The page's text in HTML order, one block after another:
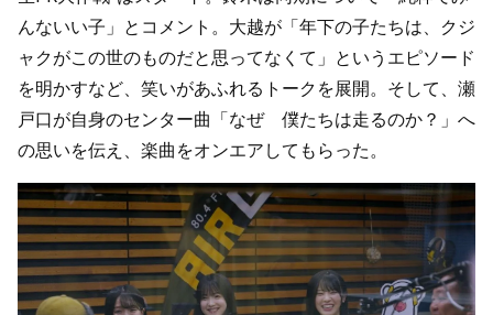
んないい子」とコメント。大越が「年下の子たちは、クジ
ャクがこの世のものだと思ってなくて」というエピソード
を明かすなど、笑いがあふれるトークを展開。そして、瀬
戸口が自身のセンター曲「なぜ 僕たちは走るのか？」へ
の思いを伝え、楽曲をオンエアしてもらった。